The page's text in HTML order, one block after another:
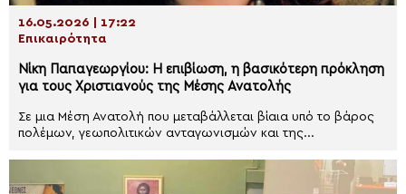
16.05.2026 | 17:22
Επικαιρότητα
Νίκη Παπαγεωργίου: Η επιβίωση, η βασικότερη πρόκληση
για τους Χριστιανούς της Μέσης Ανατολής
Σε μια Μέση Ανατολή που μεταβάλλεται βίαια υπό το βάρος
πολέμων, γεωπολιτικών ανταγωνισμών και της...